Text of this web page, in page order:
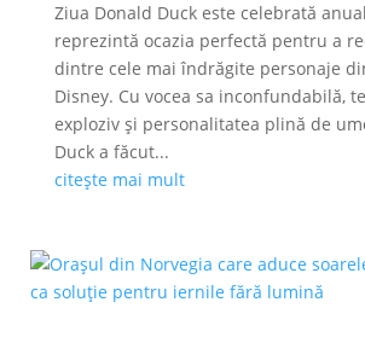
Ziua Donald Duck este celebrată
reprezintă ocazia perfectă pentru a
dintre cele mai îndrăgite personaje
Disney. Cu vocea sa inconfundabilă,
exploziv și personalitatea plină de
Duck a făcut...
citește mai mult